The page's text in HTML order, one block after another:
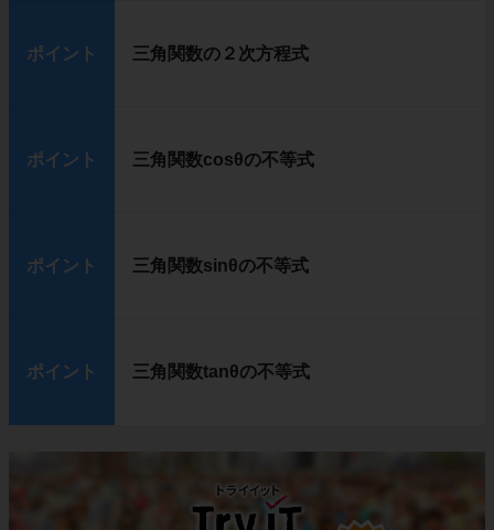
ポイント 三角関数の２次方程式
ポイント 三角関数cosθの不等式
ポイント 三角関数sinθの不等式
ポイント 三角関数tanθの不等式